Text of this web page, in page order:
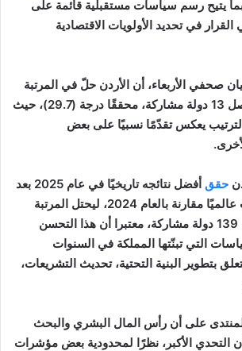
بما يتيح رسم سياسات مستقبلية قائمة على
في تحديد الأولويات الاقتصادية
صحفي الأربعاء، أن الأردن حلّ في المرتبة
السادسة عربيًا من أصل 13 دولة مشاركة، محققًا درجة (29.7)، حيث
يعكس تقدّمًا نسبيًا على بعض
حقق
أفضل نتائجه تاريخيًا في عام 2025 بعد
أن تقدم ثماني مراتب عالميًا مقارنة بالعام 2024، ليحتل المرتبة
(65) عالميًا من أصل 139 دولة مشاركة، معتبرا أن هذا التحسن
التي تبنّتها المملكة في السنوات
بتطوير البنية التحتية، تحديث التشريعات،
على أن رأس المال البشري والبحث
التحدي الأكبر، نظرًا لمحدودية بعض مؤشرات